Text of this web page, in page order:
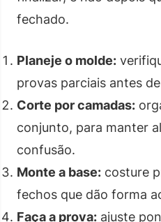
fechado.
Planeje o molde:
provas parciais antes
Corte por camadas:
conjunto, para manter
confusão.
Monte a base: costure
fechos que dão forma
Faça a prova: ajuste